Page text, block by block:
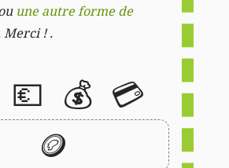
une autre forme de
Merci ! .
💶 💰 💳
🪙